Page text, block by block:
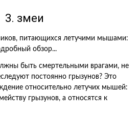
3. змеи
быть смертельными врагами, не
постоянно грызунов? Это
относительно летучих мышей:
грызунов, а относятся к